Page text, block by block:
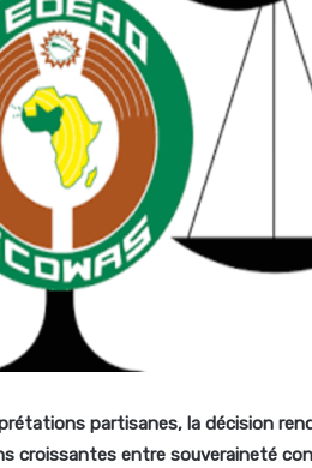
partisanes, la décision
croissantes entre souveraineté